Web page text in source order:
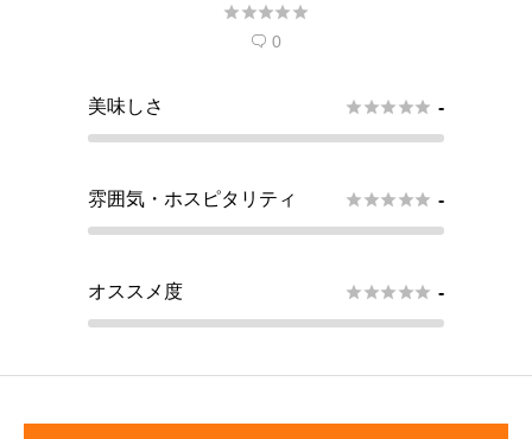

 0
美味しさ  -
雰囲気・ホスピタリティ  -
オススメ度  -